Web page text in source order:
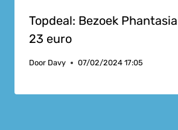
Topdeal: Bezoek
23 euro
Door Davy 07/02/2024 17:05